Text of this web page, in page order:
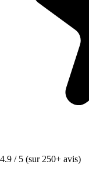
4.9 / 5 (sur 250+ avis)